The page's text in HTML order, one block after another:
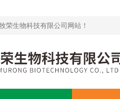
荣生物科技有限公司网站！